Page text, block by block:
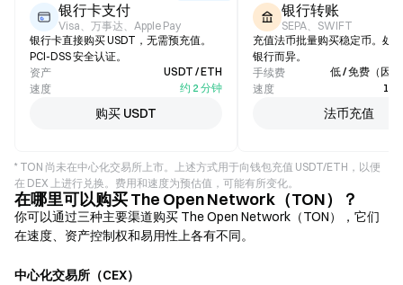
银行卡支付
Visa、万事达、Apple Pay
银行卡直接购买 USDT，无需预充值。
PCI-DSS 安全认证。
资产
USDT / ETH
速度
约 2 分钟
购买 USDT
银行转账
SEPA、SWIFT
充值法币批量购买稳定币。处
银行而异。
手续费
低 / 免费（因
速度
法币充值
* TON 尚未在中心化交易所上市。上述方式用于向钱包充值 USDT/ETH，以便
在 DEX 上进行兑换。费用和速度为预估值，可能有所变化。
在哪里可以购买 The Open Network（TON）？
你可以通过三种主要渠道购买 The Open Network（TON），它们
在速度、资产控制权和易用性上各有不同。
中心化交易所（CEX）